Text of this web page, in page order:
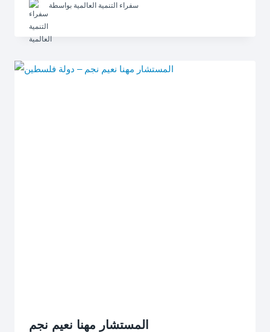
بواسطة سفراء التنمية العالمية
المستشار مهنا نعيم نجم